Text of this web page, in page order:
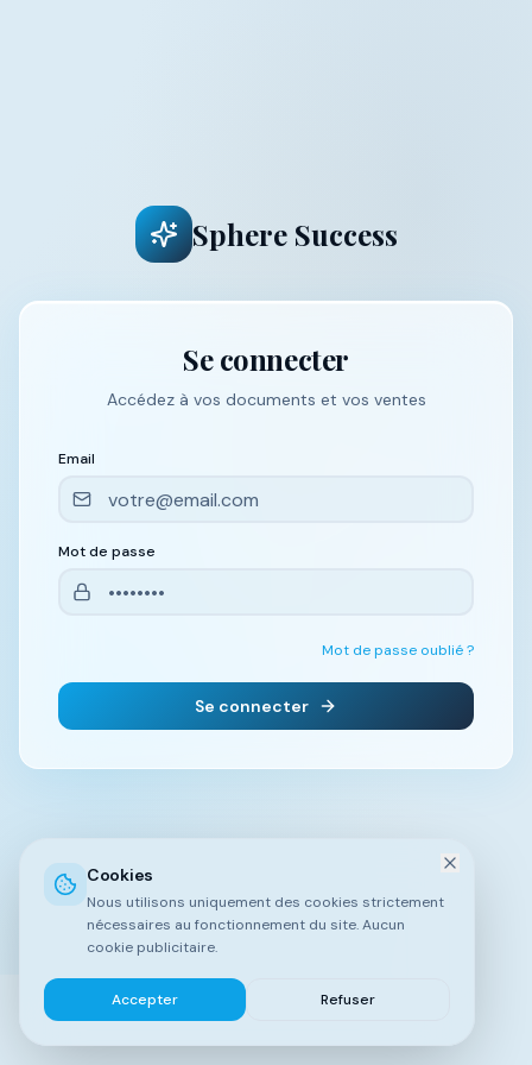
Sphere Success
Se connecter
Accédez à vos documents et vos ventes
Email
Mot de passe
Mot de passe oublié ?
Se connecter
Cookies
Nous utilisons uniquement des cookies strictement
nécessaires au fonctionnement du site. Aucun
cookie publicitaire.
Accepter Refuser